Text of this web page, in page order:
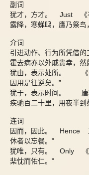
副词
犹才，方才。 Just 《礼
露降，寒蝉鸣，鹰乃祭鸟
介词
引进动作、行为所凭借
霍去病亦以外戚贵幸，然
犹由，表示处所。 《公
因用是往逆矣。”
犹于，表示时间。 唐韩
疾驰百二十里，用夜半到
连词
因而，因此。 Hence 三
休者以忘餐。”
犹唯，只有。 Only 《
棐忱而佑仁。”